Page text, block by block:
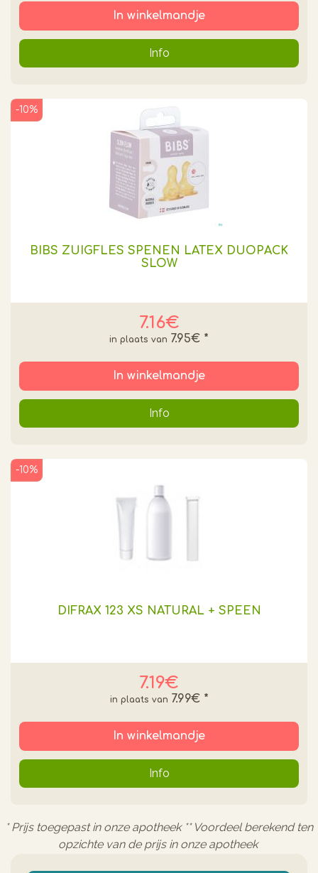
In winkelmandje
Info
BIBS ZUIGFLES SPENEN LATEX DUOPACK
SLOW
7.16€
-10%
7.95€ *
In winkelmandje
Info
DIFRAX 123 XS NATURAL + SPEEN
7.19€
-10%
7.99€ *
In winkelmandje
Info
* Prijs toegepast in onze apotheek ** Voordeel berekend ten
opzichte van de prijs in onze apotheek